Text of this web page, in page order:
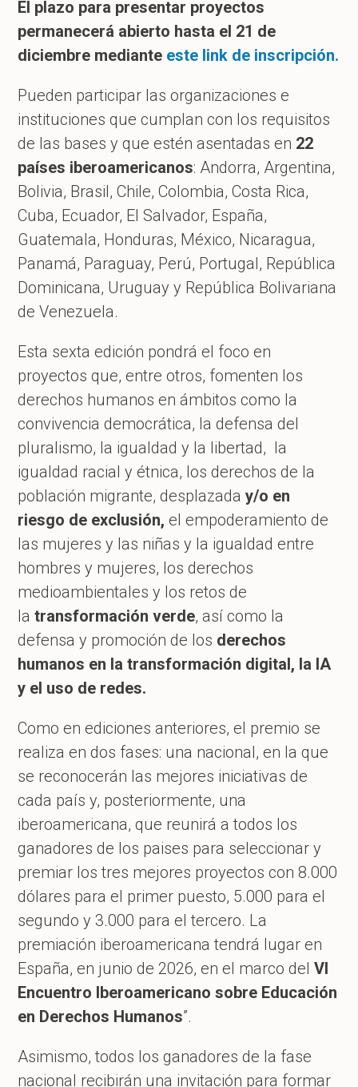
El plazo para presentar proyectos
permanecerá abierto hasta el 21 de
diciembre mediante este link de inscripción.
Pueden participar las organizaciones e
instituciones que cumplan con los requisitos
de las bases y que estén asentadas en 22
países iberoamericanos: Andorra, Argentina,
Bolivia, Brasil, Chile, Colombia, Costa Rica,
Cuba, Ecuador, El Salvador, España,
Guatemala, Honduras, México, Nicaragua,
Panamá, Paraguay, Perú, Portugal, República
Dominicana, Uruguay y República Bolivariana
de Venezuela.
Esta sexta edición pondrá el foco en
proyectos que, entre otros, fomenten los
derechos humanos en ámbitos como la
convivencia democrática, la defensa del
pluralismo, la igualdad y la libertad, la
igualdad racial y étnica, los derechos de la
población migrante, desplazaday/o en
riesgo de exclusión, el empoderamiento de
las mujeres y las niñas y la igualdad entre
hombres y mujeres, los derechos
medioambientales y los retos de
latransformación verde, así como la
defensa y promoción de los derechos
humanos en la transformación digital, la IA
y el uso de redes.
Como en ediciones anteriores, el premio se
realiza en dos fases: una nacional, en la que
se reconocerán las mejores iniciativas de
cada país y, posteriormente, una
iberoamericana, que reunirá a todos los
ganadores de los paises para seleccionar y
premiar los tres mejores proyectos con 8.000
dólares para el primer puesto, 5.000 para el
segundo y 3.000 para el tercero. La
premiación iberoamericana tendrá lugar en
España, en junio de 2026, en el marco delVI
Encuentro Iberoamericano sobre Educación
en Derechos Humanos”.
Asimismo, todos los ganadores de la fase
nacional recibirán una invitación para formar